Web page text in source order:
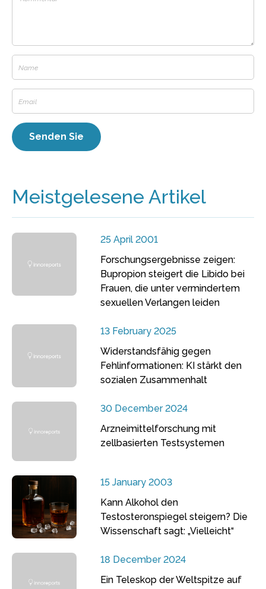
Meistgelesene Artikel
25 April 2001
Forschungsergebnisse zeigen:
Bupropion steigert die Libido bei
Frauen, die unter vermindertem
sexuellen Verlangen leiden
13 February 2025
Widerstandsfähig gegen
Fehlinformationen: KI stärkt den
sozialen Zusammenhalt
30 December 2024
Arzneimittelforschung mit
zellbasierten Testsystemen
15 January 2003
Kann Alkohol den
Testosteronspiegel steigern? Die
Wissenschaft sagt: „Vielleicht“
18 December 2024
Ein Teleskop der Weltspitze auf